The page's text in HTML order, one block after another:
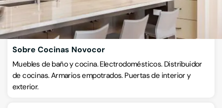
Llamar ahora
Sobre Cocinas Novocor
Muebles de baño y cocina. Electrodomésticos. Distribuidor
de cocinas. Armarios empotrados. Puertas de interior y
exterior.